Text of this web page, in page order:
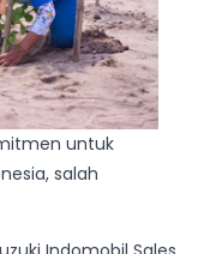
untuk
salah